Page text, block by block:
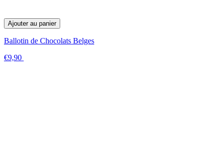
Ajouter au panier
Ballotin de Chocolats Belges
€9,90